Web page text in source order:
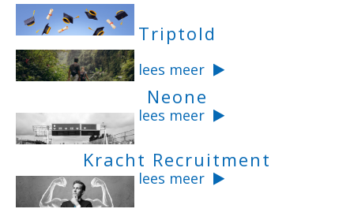
... lees meer
Triptold
... lees meer
Neone
... lees meer
Kracht Recruitment